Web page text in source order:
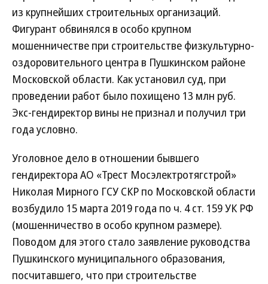
из крупнейших строительных организаций.
Фигурант обвинялся в особо крупном
мошенничестве при строительстве физкультурно-
оздоровительного центра в Пушкинском районе
Московской области. Как установил суд, при
проведении работ было похищено 13 млн руб.
Экс-гендиректор вины не признал и получил три
года условно.
Уголовное дело в отношении бывшего
гендиректора АО «Трест Мосэлектротягстрой»
Николая Мирного ГСУ СКР по Московской области
возбудило 15 марта 2019 года по ч. 4 ст. 159 УК РФ
(мошенничество в особо крупном размере).
Поводом для этого стало заявление руководства
Пушкинского муниципального образования,
посчитавшего, что при строительстве